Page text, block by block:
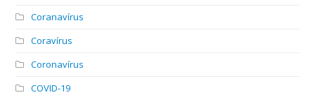
Coranavírus
Coravírus
Coronavírus
COVID-19